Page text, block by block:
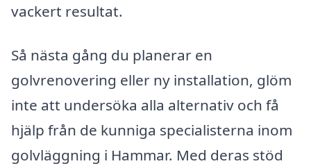
vackert resultat.
Så nästa gång du planerar en
golvrenovering eller ny installation, glöm
inte att undersöka alla alternativ och få
hjälp från de kunniga specialisterna inom
golvläggning i Hammar. Med deras stöd